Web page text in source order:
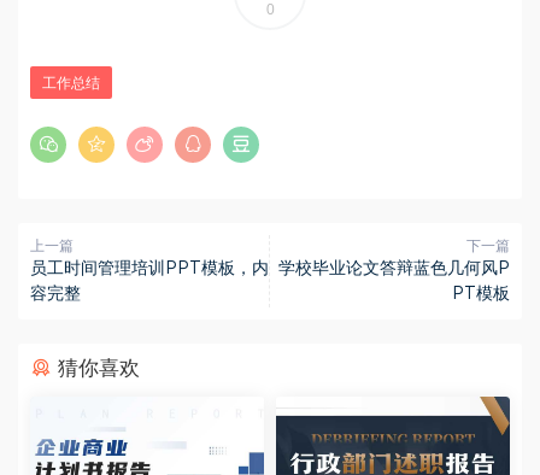
0
工作总结
上一篇
员工时间管理培训PPT模板，内
容完整
下一篇
学校毕业论文答辩蓝色几何风P
PT模板
猜你喜欢